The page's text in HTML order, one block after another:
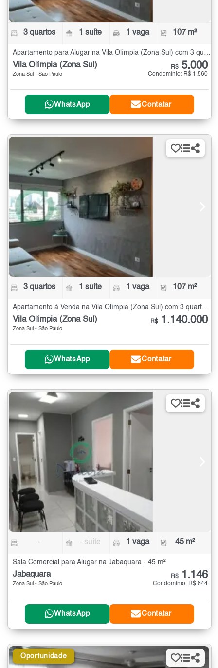
3 quartos 1 suíte 1 vaga 107 m²
Apartamento para Alugar na Vila Olímpia (Zona Sul) com 3 quartos - 107 m²
Vila Olímpia (Zona Sul)
Zona Sul - São Paulo
R$ 5.000
Condomínio: R$ 1.560
WhatsApp Contatar
3 quartos 1 suíte 1 vaga 107 m²
Apartamento à Venda na Vila Olímpia (Zona Sul) com 3 quartos - 107 m²
Vila Olímpia (Zona Sul)
Zona Sul - São Paulo
R$ 1.140.000
WhatsApp Contatar
- - suíte 1 vaga 45 m²
Sala Comercial para Alugar na Jabaquara - 45 m²
Jabaquara
Zona Sul - São Paulo
R$ 1.146
Condomínio: R$ 844
WhatsApp Contatar
Oportunidade